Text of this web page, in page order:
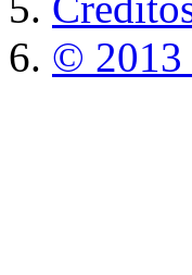
© 2013